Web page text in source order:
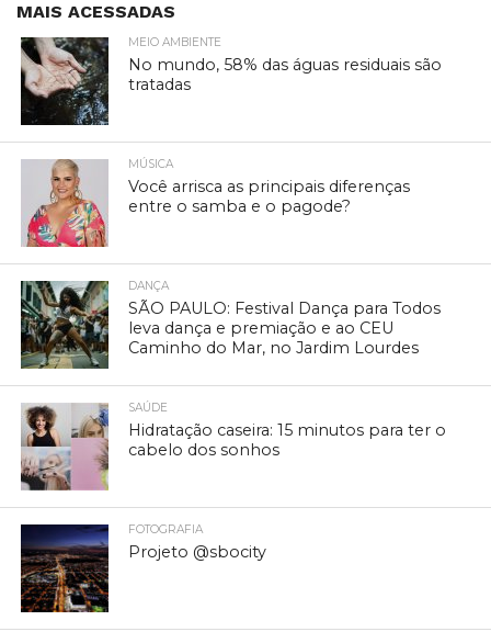
MAIS ACESSADAS
MEIO AMBIENTE
No mundo, 58% das águas residuais são
tratadas
MÚSICA
Você arrisca as principais diferenças
entre o samba e o pagode?
DANÇA
SÃO PAULO: Festival Dança para Todos
leva dança e premiação e ao CEU
Caminho do Mar, no Jardim Lourdes
SAÚDE
Hidratação caseira: 15 minutos para ter o
cabelo dos sonhos
FOTOGRAFIA
Projeto @sbocity